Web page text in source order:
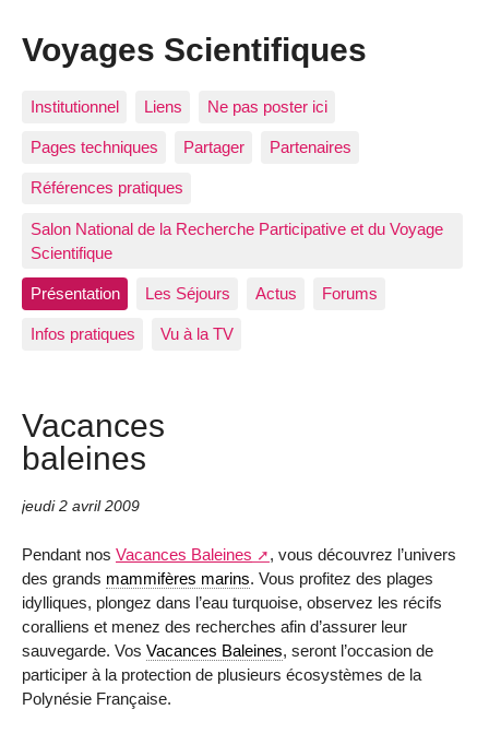
Voyages Scientifiques
Institutionnel Liens Ne pas poster ici
Pages techniques Partager Partenaires
Références pratiques
Salon National de la Recherche Participative et du Voyage
Scientifique
Présentation Les Séjours Actus Forums
Infos pratiques Vu à la TV
Vacances
baleines
jeudi 2 avril 2009
Pendant nos Vacances Baleines
, vous découvrez l’univers
des grands mammifères marins. Vous profitez des plages
idylliques, plongez dans l’eau turquoise, observez les récifs
coralliens et menez des recherches afin d’assurer leur
sauvegarde. Vos Vacances Baleines, seront l’occasion de
participer à la protection de plusieurs écosystèmes de la
Polynésie Française.